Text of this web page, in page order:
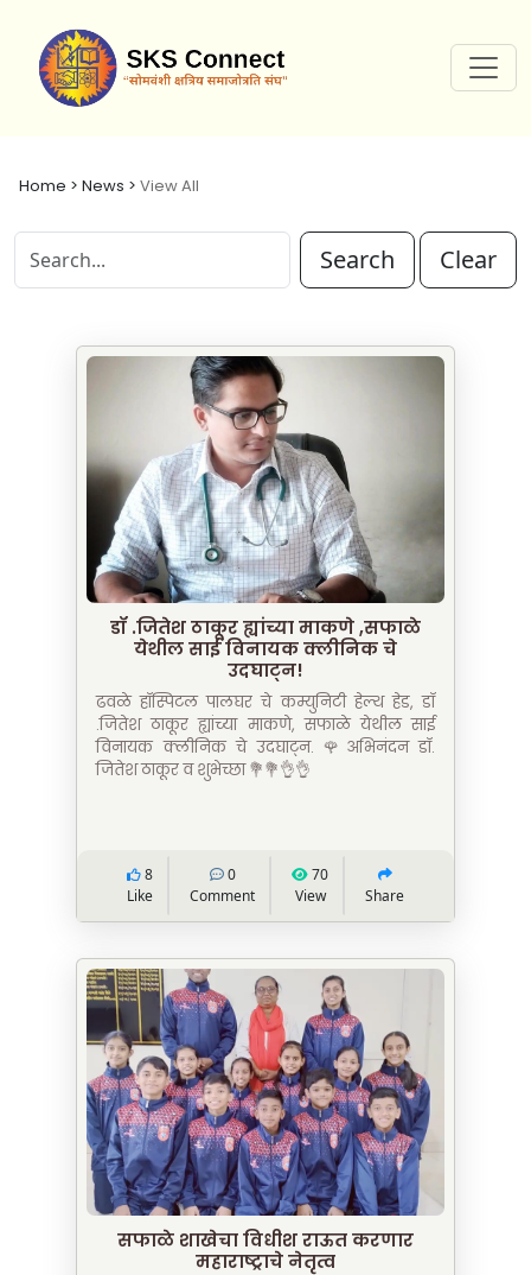
Home > News > View All
Search Clear
डॉ .जितेश ठाकूर ह्यांच्या माकणे ,सफाळे
येथील साई विनायक क्लीनिक चे
उदघाट्न!
ढवळे हॉस्पिटल पालघर चे कम्युनिटी हेल्थ हेड, डॉ
.जितेश ठाकूर ह्यांच्या माकणे, सफाळे येथील साई
विनायक क्लीनिक चे उदघाट्न. 🌹अभिनंदन डॉ.
जितेश ठाकूर व शुभेच्छा 💐💐👌👌
8
Like
0
Comment
70
View
Share
सफाळे शाखेचा विधीश राऊत करणार
महाराष्ट्राचे नेतृत्व